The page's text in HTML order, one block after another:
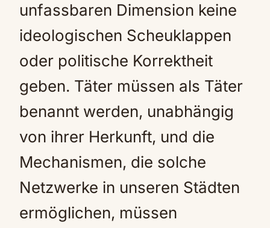
unfassbaren Dimension keine
ideologischen Scheuklappen
oder politische Korrektheit
geben. Täter müssen als Täter
benannt werden, unabhängig
von ihrer Herkunft, und die
Mechanismen, die solche
Netzwerke in unseren Städten
ermöglichen, müssen